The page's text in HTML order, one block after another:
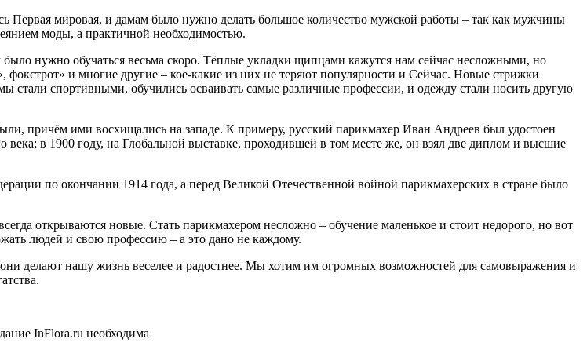
Первая мировая, и дамам было нужно делать большое количество мужской работы – так как мужчины
моды, а практичной необходимостью.
было нужно обучаться весьма скоро. Тёплые укладки щипцами кажутся нам сейчас несложными, но
фокстрот» и многие другие – кое-какие из них не теряют популярности и Сейчас. Новые стрижки
стали спортивными, обучились осваивать самые различные профессии, и одежду стали носить другую
причём ими восхищались на западе. К примеру, русский парикмахер Иван Андреев был удостоен
в 1900 году, на Глобальной выставке, проходившей в том месте же, он взял две диплом и высшие
по окончании 1914 года, а перед Великой Отечественной войной парикмахерских в стране было
открываются новые. Стать парикмахером несложно – обучение маленькое и стоит недорого, но вот
людей и свою профессию – а это дано не каждому.
делают нашу жизнь веселее и радостнее. Мы хотим им огромных возможностей для самовыражения и
InFlora.ru необходима